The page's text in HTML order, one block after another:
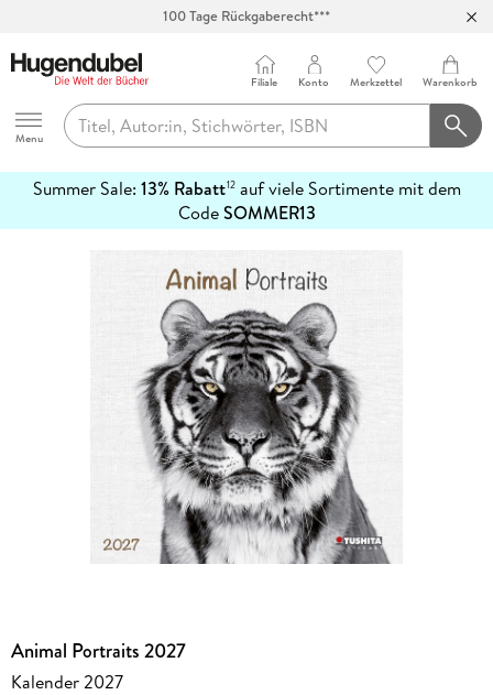
100 Tage Rückgaberecht***
Hugendubel
Menu
Filiale Konto Merkzettel Warenkorb
Summer Sale: 13% Rabatt12auf viele Sortimente mit dem
CodeSOMMER13
erfahren
Animal Portraits 2027
Kalender 2027